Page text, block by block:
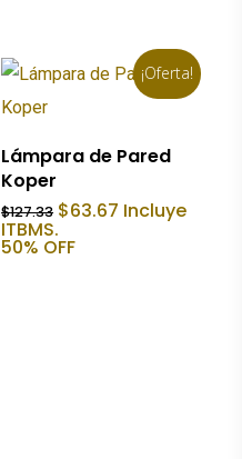
¡Oferta!
Añadir Al Carrito
Lámpara de Pared
Koper
$127.33 El
precio
original
$63.67 El
precio
Incluye
ITBMS.
50% OFF